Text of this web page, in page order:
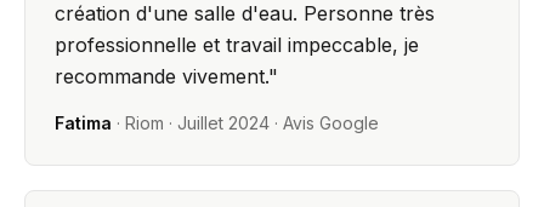
création d'une salle d'eau. Personne très
professionnelle et travail impeccable, je
recommande vivement."
Fatima · Riom · Juillet 2024 · Avis Google